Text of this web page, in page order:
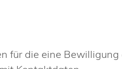
für die eine